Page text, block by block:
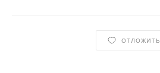
ОТЛОЖИТЬ